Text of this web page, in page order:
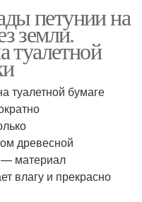
петунии на
земли.
туалетной
туалетной бумаге
древесной
— материал
влагу и прекрасно